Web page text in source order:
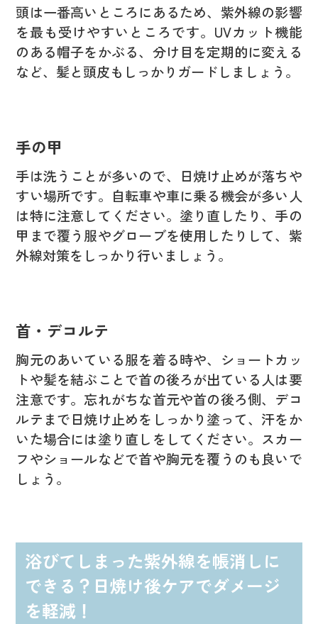
頭は一番高いところにあるため、紫外線の影響
を最も受けやすいところです。UVカット機能
のある帽子をかぶる、分け目を定期的に変える
など、髪と頭皮もしっかりガードしましょう。
手の甲
手は洗うことが多いので、日焼け止めが落ちや
すい場所です。自転車や車に乗る機会が多い人
は特に注意してください。塗り直したり、手の
甲まで覆う服やグローブを使用したりして、紫
外線対策をしっかり行いましょう。
首・デコルテ
胸元のあいている服を着る時や、ショートカッ
トや髪を結ぶことで首の後ろが出ている人は要
注意です。忘れがちな首元や首の後ろ側、デコ
ルテまで日焼け止めをしっかり塗って、汗をか
いた場合には塗り直しをしてください。スカー
フやショールなどで首や胸元を覆うのも良いで
しょう。
浴びてしまった紫外線を帳消しに
できる？日焼け後ケアでダメージ
を軽減！